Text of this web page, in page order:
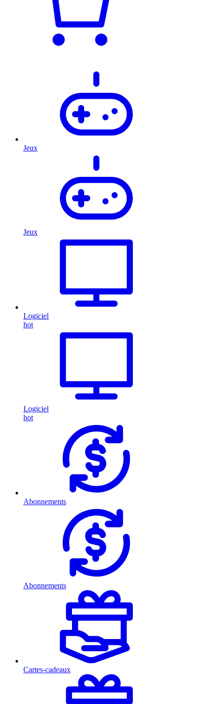
Jeux
Jeux
Logiciel
hot
Logiciel
hot
Abonnements
Abonnements
Cartes-cadeaux